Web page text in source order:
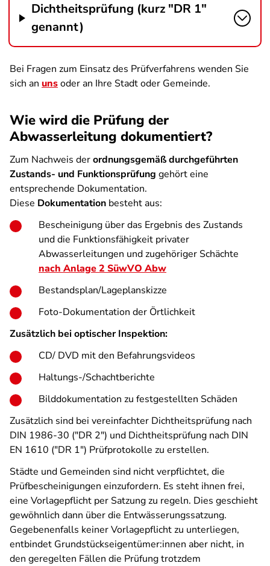
Dichtheitsprüfung (kurz "DR 1"
genannt)
Bei Fragen zum Einsatz des Prüfverfahrens wenden Sie
sich an unsoder an Ihre Stadt oder Gemeinde.
Wie wird die Prüfung der
Abwasserleitung dokumentiert?
Zum Nachweis derordnungsgemäß durchgeführten
Zustands- und Funktionsprüfung gehört eine
entsprechende Dokumentation.
Diese Dokumentation besteht aus:
Bescheinigung über das Ergebnis des Zustands
und die Funktionsfähigkeit privater
Abwasserleitungen und zugehöriger Schächte
nach Anlage 2 SüwVO Abw
Bestandsplan/Lageplanskizze
Foto-Dokumentation der Örtlichkeit
Zusätzlich bei optischer Inspektion:
CD/ DVD mit den Befahrungsvideos
Haltungs-/Schachtberichte
Bilddokumentation zu festgestellten Schäden
Zusätzlich sind bei vereinfachter Dichtheitsprüfung nach
DIN 1986-30 ("DR 2") und Dichtheitsprüfung nach DIN
EN 1610 ("DR 1") Prüfprotokolle zu erstellen.
Städte und Gemeinden sind nicht verpflichtet, die
Prüfbescheinigungen einzufordern. Es steht ihnen frei,
eine Vorlagepflicht per Satzung zu regeln. Dies geschieht
gewöhnlich dann über die Entwässerungssatzung.
Gegebenenfalls keiner Vorlagepflicht zu unterliegen,
entbindet Grundstückseigentümer:innen aber nicht, in
den geregelten Fällen die Prüfung trotzdem